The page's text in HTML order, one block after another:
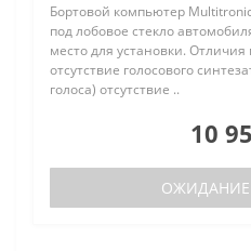
Бортовой компьютер
под лобовое стекло
место для установки. Отличия
отсутствие голосового
голоса) отсутствие ..
10
ОЖИДАНИЕ